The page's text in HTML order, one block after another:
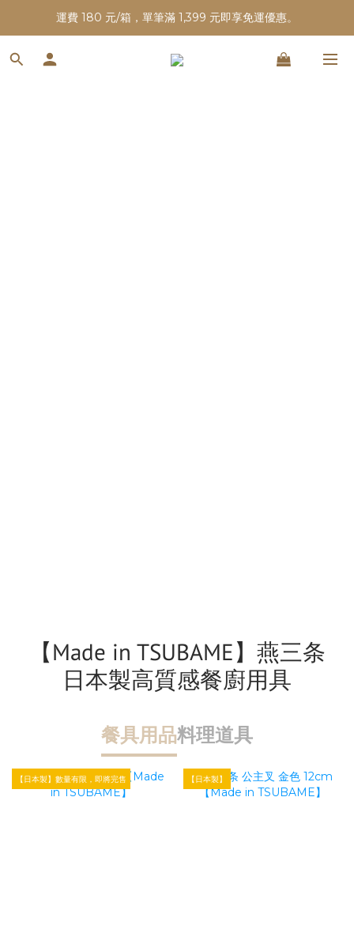
運費 180 元/箱，單筆滿 1,399 元即享免運優惠。
【Made in TSUBAME】燕三条
日本製高質感餐廚用具
餐具用品料理道具
【日本製】數量有限，即將完售 【日本製】